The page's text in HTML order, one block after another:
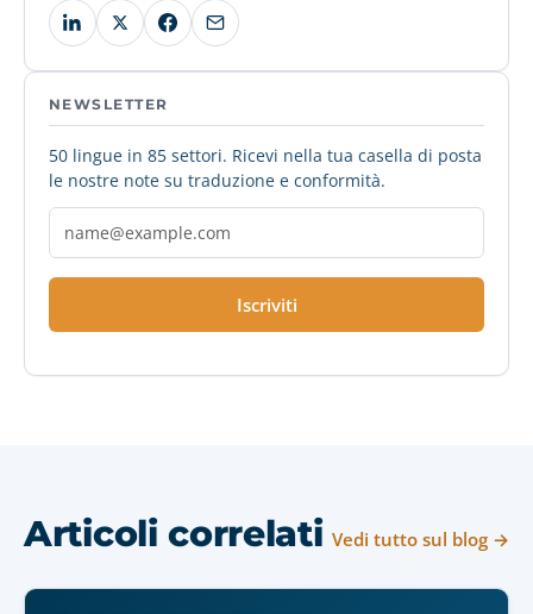
NEWSLETTER
50 lingue in 85 settori. Ricevi nella tua casella di posta
le nostre note su traduzione e conformità.
Iscriviti
Articoli correlati Vedi tutto sul blog →